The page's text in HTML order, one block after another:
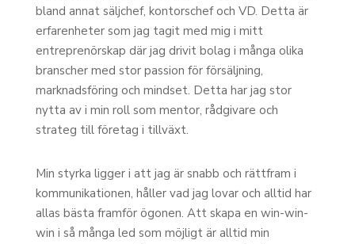
bland annat säljchef, kontorschef och VD. Detta är
erfarenheter som jag tagit med mig i mitt
entreprenörskap där jag drivit bolag i många olika
branscher med stor passion för försäljning,
marknadsföring och mindset. Detta har jag stor
nytta av i min roll som mentor, rådgivare och
strateg till företag i tillväxt.
Min styrka ligger i att jag är snabb och rättfram i
kommunikationen, håller vad jag lovar och alltid har
allas bästa framför ögonen. Att skapa en win-win-
win i så många led som möjligt är alltid min